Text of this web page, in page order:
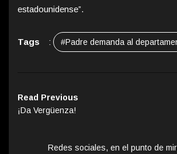
estadounidense”.
Tags : #Padre demanda al
Read Previous
¡Da Vergüenza!
Redes sociales, en el punto de